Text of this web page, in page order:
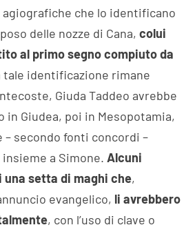
agiografiche che lo identificano
delle nozze di Cana, colui
al primo segno compiuto da
tale identificazione rimane
Giuda Taddeo avrebbe
in Giudea, poi in Mesopotamia,
– secondo fonti concordi –
a Simone. Alcuni
setta di maghi che,
evangelico, li avrebbero
, con l’uso di clave o